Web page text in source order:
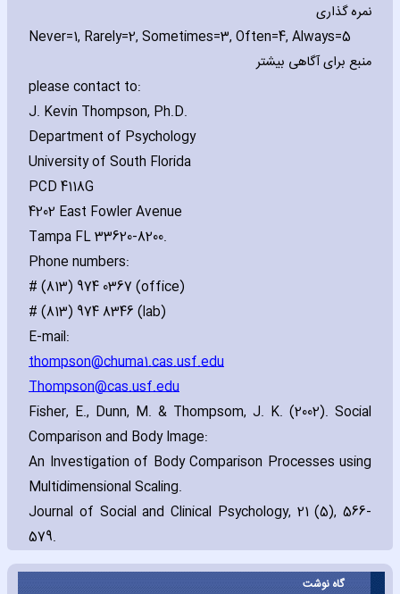
نمره گذاری
Never=1‚ Rarely=2‚ Sometimes=3‚ Often=4‚ Always=5
منبع برای آگاهی بیشتر
please contact to:
J. Kevin Thompson‚ Ph.D.
Department of Psychology
University of South Florida
PCD 4118G
4202 East Fowler Avenue
Tampa FL 33620-8200.
Phone numbers:
# (813) 974 0367 (office)
# (813) 974 8346 (lab)
E-mail:
thompson@chuma1.cas.usf.edu
Thompson@cas.usf.edu
Fisher‚ E.‚ Dunn‚ M. & Thompsom‚ J. K. (2002). Social
Comparison and Body Image:
An Investigation of Body Comparison Processes using
Multidimensional Scaling.
Journal of Social and Clinical Psychology‚ 21 (5)‚ 566-
579.
گاه نوشت